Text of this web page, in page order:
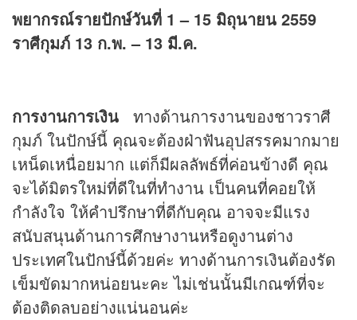
พยากรณ์รายปักษ์วันที่ 1 – 15 มิถุนายน 2559
ราศีกุมภ์ 13 ก.พ. – 13 มี.ค.
การงานการเงิน ทางด้านการงานของชาวราศี
กุมภ์ ในปักษ์นี้ คุณจะต้องฝ่าฟันอุปสรรคมากมาย
เหน็ดเหนื่อยมาก แต่ก็มีผลลัพธ์ที่ค่อนข้างดี คุณ
จะได้มิตรใหม่ที่ดีในที่ทำงาน เป็นคนที่คอยให้
กำลังใจ ให้คำปรึกษาที่ดีกับคุณ อาจจะมีแรง
สนับสนุนด้านการศึกษางานหรือดูงานต่าง
ประเทศในปักษ์นี้ด้วยค่ะ ทางด้านการเงินต้องรัด
เข็มขัดมากหน่อยนะคะ ไม่เช่นนั้นมีเกณฑ์ที่จะ
ต้องติดลบอย่างแน่นอนค่ะ